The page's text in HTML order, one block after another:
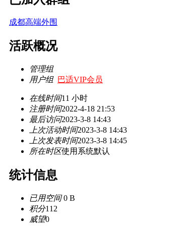
成都高端外围
活跃概况
管理组
用户组 巴适VIP会员
在线时间11 小时
注册时间2022-4-18 21:53
最后访问2023-3-8 14:43
上次活动时间2023-3-8 14:43
上次发表时间2023-3-8 14:45
所在时区使用系统默认
统计信息
已用空间0 B
积分112
威望0